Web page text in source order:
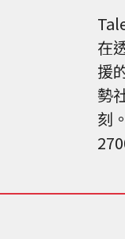
在
援
勢
刻